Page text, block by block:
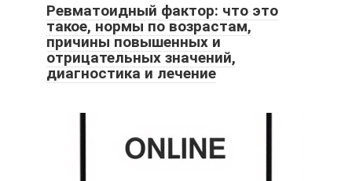
Ревматоидный фактор: что это
такое, нормы по возрастам,
причины повышенных и
отрицательных значений,
диагностика и лечение